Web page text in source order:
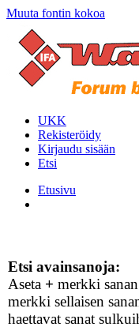
Muuta fontin kokoa
UKK
Rekisteröidy
Kirjaudu sisään
Etsi
Etusivu
Etsi avainsanoja:
Aseta + merkki
merkki sellaisen
haettavat sanat